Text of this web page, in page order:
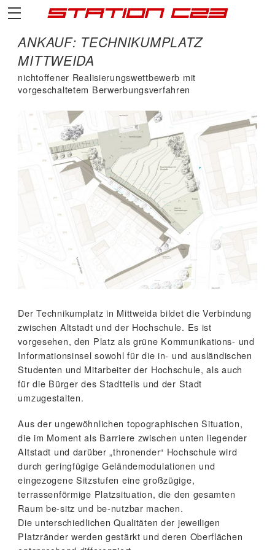
ANKAUF: TECHNIKUMPLATZ
MITTWEIDA
nichtoffener Realisierungswettbewerb mit
vorgeschaltetem Berwerbungsverfahren
Der Technikumplatz in Mittweida bildet die Verbindung
zwischen Altstadt und der Hochschule. Es ist
vorgesehen, den Platz als grüne Kommunikations- und
Informationsinsel sowohl für die in- und ausländischen
Studenten und Mitarbeiter der Hochschule, als auch
für die Bürger des Stadtteils und der Stadt
umzugestalten.
Aus der ungewöhnlichen topographischen Situation,
die im Moment als Barriere zwischen unten liegender
Altstadt und darüber „thronender“ Hochschule wird
durch geringfügige Geländemodulationen und
eingezogene Sitzstufen eine großzügige,
terrassenförmige Platzsituation, die den gesamten
Raum be-sitz und be-nutzbar machen.
Die unterschiedlichen Qualitäten der jeweiligen
Platzränder werden gestärkt und deren Oberflächen